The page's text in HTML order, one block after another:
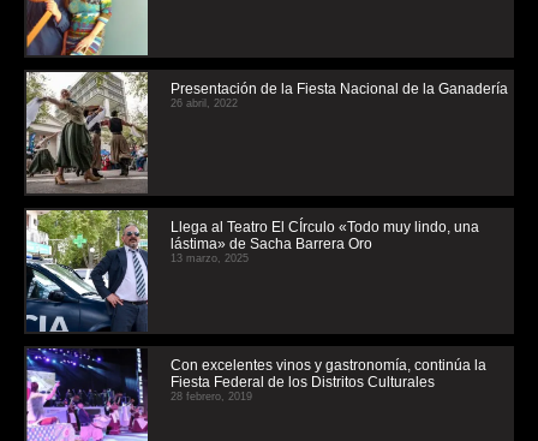
Presentación de la Fiesta Nacional de la Ganadería
26 abril, 2022
Llega al Teatro El CÍrculo «Todo muy lindo, una
lástima» de Sacha Barrera Oro
13 marzo, 2025
Con excelentes vinos y gastronomía, continúa la
Fiesta Federal de los Distritos Culturales
28 febrero, 2019